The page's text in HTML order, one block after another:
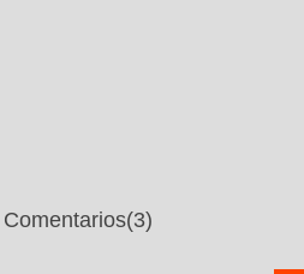
Comentarios(3)